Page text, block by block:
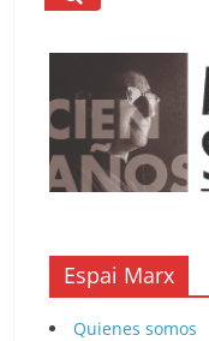
Espai Marx
Quienes somos